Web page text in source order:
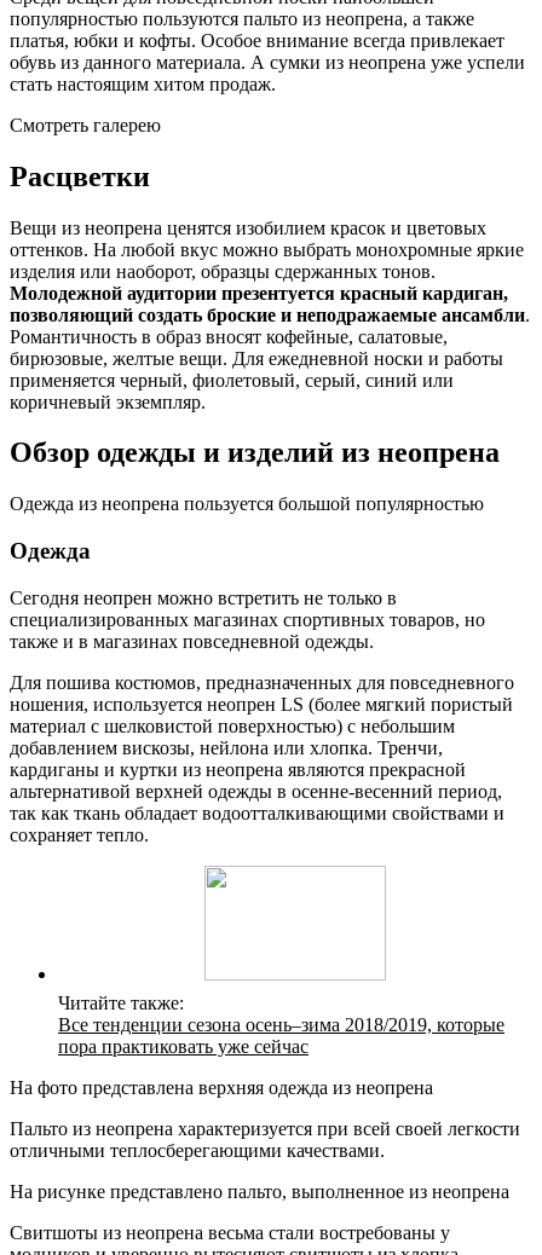
популярностью пользуются пальто из неопрена, а также
платья, юбки и кофты. Особое внимание всегда привлекает
обувь из данного материала. А сумки из неопрена уже успели
стать настоящим хитом продаж.
Смотреть галерею
Расцветки
Вещи из неопрена ценятся изобилием красок и цветовых
оттенков. На любой вкус можно выбрать монохромные яркие
изделия или наоборот, образцы сдержанных тонов.
Молодежной аудитории презентуется красный кардиган,
позволяющий создать броские и неподражаемые ансамбли.
Романтичность в образ вносят кофейные, салатовые,
бирюзовые, желтые вещи. Для ежедневной носки и работы
применяется черный, фиолетовый, серый, синий или
коричневый экземпляр.
Обзор одежды и изделий из неопрена
Одежда из неопрена пользуется большой популярностью
Одежда
Сегодня неопрен можно встретить не только в
специализированных магазинах спортивных товаров, но
также и в магазинах повседневной одежды.
Для пошива костюмов, предназначенных для повседневного
ношения, используется неопрен LS (более мягкий пористый
материал с шелковистой поверхностью) с небольшим
добавлением вискозы, нейлона или хлопка. Тренчи,
кардиганы и куртки из неопрена являются прекрасной
альтернативой верхней одежды в осенне-весенний период,
так как ткань обладает водоотталкивающими свойствами и
сохраняет тепло.
Читайте также:
Все тенденции сезона осень–зима 2018/2019, которые
пора практиковать уже сейчас
На фото представлена верхняя одежда из неопрена
Пальто из неопрена характеризуется при всей своей легкости
отличными теплосберегающими качествами.
На рисунке представлено пальто, выполненное из неопрена
Свитшоты из неопрена весьма стали востребованы у